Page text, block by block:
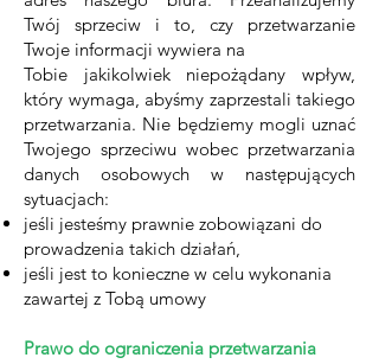
Twój sprzeciw i to, czy przetwarzanie
Twoje informacji wywiera na
Tobie jakikolwiek niepożądany wpływ,
który wymaga, abyśmy zaprzestali takiego
przetwarzania. Nie będziemy mogli uznać
Twojego sprzeciwu wobec przetwarzania
danych osobowych w następujących
sytuacjach:
jeśli jesteśmy prawnie zobowiązani do
prowadzenia takich działań,
jeśli jest to konieczne w celu wykonania
zawartej z Tobą umowy
Prawo do ograniczenia przetwarzania